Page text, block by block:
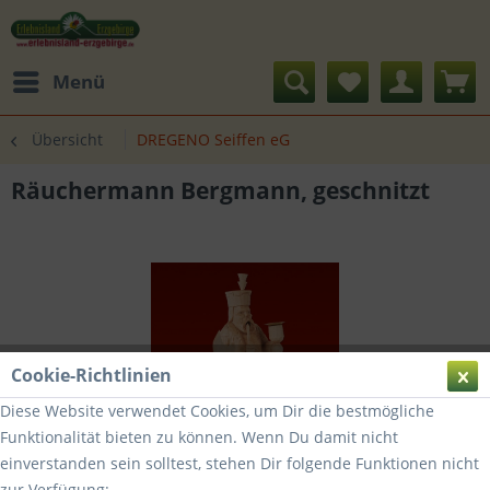
Menü
Übersicht DREGENO Seiffen eG
Räuchermann Bergmann, geschnitzt
Cookie-Richtlinien
Diese Website verwendet Cookies, um Dir die bestmögliche
Funktionalität bieten zu können. Wenn Du damit nicht
einverstanden sein solltest, stehen Dir folgende Funktionen nicht